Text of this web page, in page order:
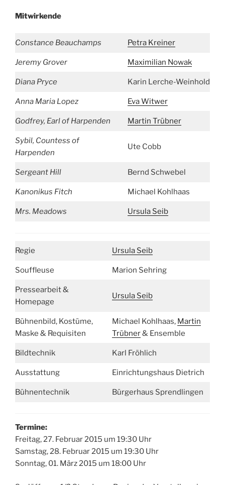
Mitwirkende
Constance Beauchamps Petra Kreiner
Jeremy Grover Maximilian Nowak
Diana Pryce Karin Lerche-Weinhold
Anna Maria Lopez Eva Witwer
Godfrey, Earl of Harpenden Martin Trübner
Sybil, Countess of
Harpenden
Ute Cobb
Sergeant Hill Bernd Schwebel
Kanonikus Fitch Michael Kohlhaas
Mrs. Meadows Ursula Seib
Regie Ursula Seib
Souffleuse Marion Sehring
Pressearbeit &
Homepage
Ursula Seib
Bühnenbild, Kostüme,
Maske & Requisiten
Michael Kohlhaas, Martin
Trübner& Ensemble
Bildtechnik Karl Fröhlich
Ausstattung Einrichtungshaus Dietrich
Bühnentechnik Bürgerhaus Sprendlingen
Termine:
Freitag, 27. Februar 2015 um 19:30 Uhr
Samstag, 28. Februar 2015 um 19:30 Uhr
Sonntag, 01. März 2015 um 18:00 Uhr